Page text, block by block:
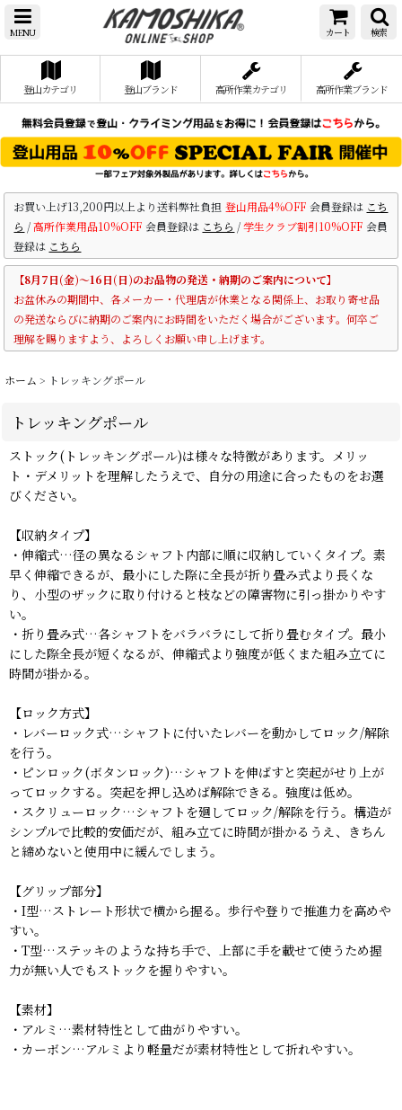
MENU カート 検索
登山カテゴリ 登山ブランド 高所作業カテゴリ 高所作業ブランド
お買い上げ13,200円以上より送料弊社負担 登山用品4%OFF 会員登録は こち
ら /高所作業用品10%OFF 会員登録は こちら /学生クラブ割引10%OFF 会員
登録は こちら
【8月7日(金)～16日(日)のお品物の発送・納期のご案内について】
お盆休みの期間中、各メーカー・代理店が休業となる関係上、お取り寄せ品
の発送ならびに納期のご案内にお時間をいただく場合がございます。何卒ご
理解を賜りますよう、よろしくお願い申し上げます。
ホーム > トレッキングポール
トレッキングポール
ストック(トレッキングポール)は様々な特徴があります。メリッ
ト・デメリットを理解したうえで、自分の用途に合ったものをお選
びください。
【収納タイプ】
・伸縮式…径の異なるシャフト内部に順に収納していくタイプ。素
早く伸縮できるが、最小にした際に全長が折り畳み式より長くな
り、小型のザックに取り付けると枝などの障害物に引っ掛かりやす
い。
・折り畳み式…各シャフトをバラバラにして折り畳むタイプ。最小
にした際全長が短くなるが、伸縮式より強度が低くまた組み立てに
時間が掛かる。
【ロック方式】
・レバーロック式…シャフトに付いたレバーを動かしてロック/解除
を行う。
・ピンロック(ボタンロック)…シャフトを伸ばすと突起がせり上が
ってロックする。突起を押し込めば解除できる。強度は低め。
・スクリューロック…シャフトを廻してロック/解除を行う。構造が
シンプルで比較的安価だが、組み立てに時間が掛かるうえ、きちん
と締めないと使用中に緩んでしまう。
【グリップ部分】
・I型…ストレート形状で横から握る。歩行や登りで推進力を高めや
すい。
・T型…ステッキのような持ち手で、上部に手を載せて使うため握
力が無い人でもストックを握りやすい。
【素材】
・アルミ…素材特性として曲がりやすい。
・カーボン…アルミより軽量だが素材特性として折れやすい。